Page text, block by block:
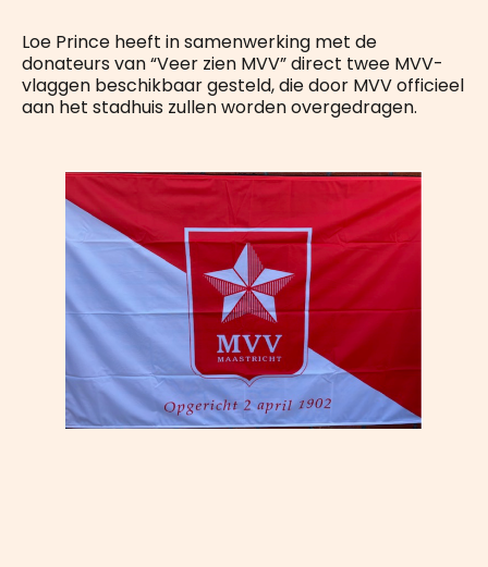
Loe Prince heeft in samenwerking met de
donateurs van “Veer zien MVV” direct twee MVV-
vlaggen beschikbaar gesteld, die door MVV officieel
aan het stadhuis zullen worden overgedragen.